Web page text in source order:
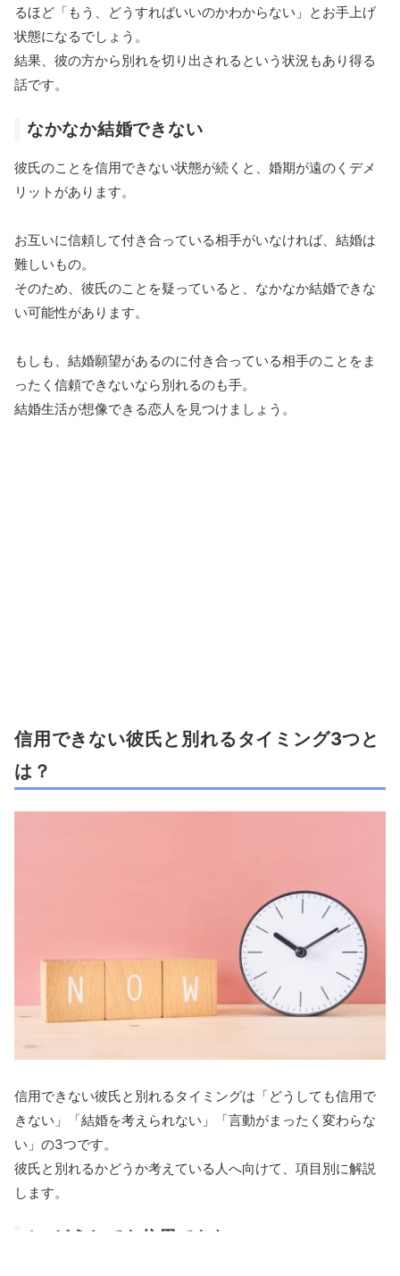
るほど「もう、どうすればいいのかわからない」とお手上げ
状態になるでしょう。
結果、彼の方から別れを切り出されるという状況もあり得る
話です。
なかなか結婚できない
彼氏のことを信用できない状態が続くと、婚期が遠のくデメ
リットがあります。
お互いに信頼して付き合っている相手がいなければ、結婚は
難しいもの。
そのため、彼氏のことを疑っていると、なかなか結婚できな
い可能性があります。
もしも、結婚願望があるのに付き合っている相手のことをま
ったく信頼できないなら別れるのも手。
結婚生活が想像できる恋人を見つけましょう。
信用できない彼氏と別れるタイミング3つと
は？
信用できない彼氏と別れるタイミングは「どうしても信用で
きない」「結婚を考えられない」「言動がまったく変わらな
い」の3つです。
彼氏と別れるかどうか考えている人へ向けて、項目別に解説
します。
1．どうしても信用できない